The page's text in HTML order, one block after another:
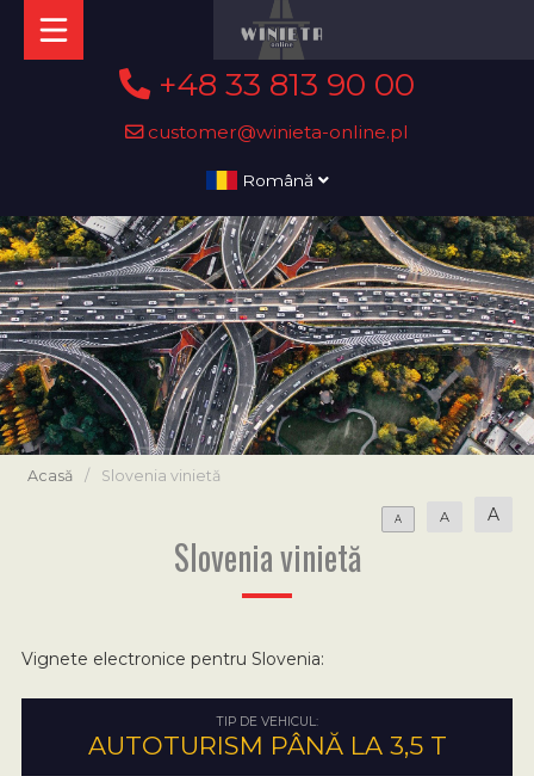
+48 33 813 90 00
customer@winieta-online.pl
Română
Acasă / Slovenia vinietă
A A A
Slovenia vinietă
Vignete electronice pentru Slovenia:
TIP DE VEHICUL:
AUTOTURISM PÂNĂ LA 3,5 T